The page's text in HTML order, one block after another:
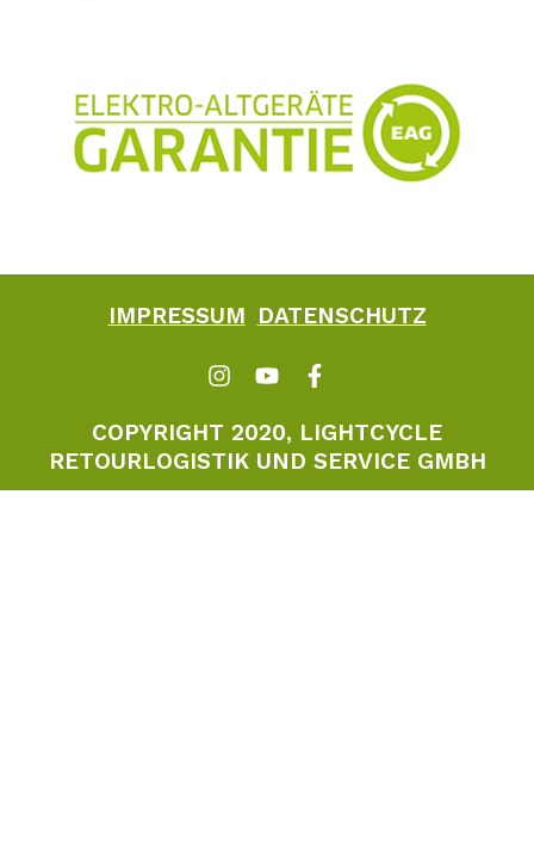
IMPRESSUM DATENSCHUTZ
COPYRIGHT 2020, LIGHTCYCLE
RETOURLOGISTIK UND SERVICE GMBH